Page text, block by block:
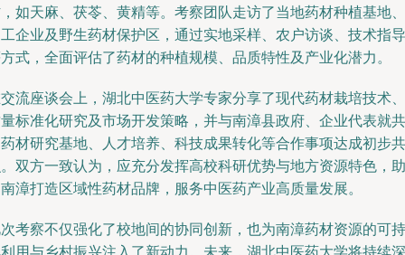
如天麻、茯苓、黄精等。考察团队走访了当地药材种植基地、
企业及野生药材保护区，通过实地采样、农户访谈、技术指导
式，全面评估了药材的种植规模、品质特性及产业化潜力。
流座谈会上，湖北中医药大学专家分享了现代药材栽培技术、
标准化研究及市场开发策略，并与南漳县政府、企业代表就共
材研究基地、人才培养、科技成果转化等合作事项达成初步共
双方一致认为，应充分发挥高校科研优势与地方资源特色，助
漳打造区域性药材品牌，服务中医药产业高质量发展。
考察不仅强化了校地间的协同创新，也为南漳药材资源的可持
用与乡村振兴注入了新动力。未来，湖北中医药大学将持续深